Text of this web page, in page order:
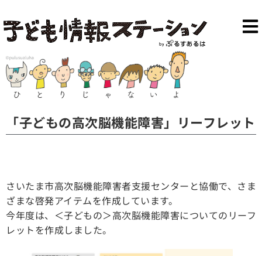
「子どもの高次脳機能障害」リーフレット
さいたま市高次脳機能障害者支援センターと協働で、さま
ざまな啓発アイテムを作成しています。
今年度は、＜子どもの＞高次脳機能障害についてのリーフ
レットを作成しました。